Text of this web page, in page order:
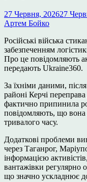
27 Червня, 202627
Артем Бойко
Російські війська
забезпеченням
Про це повідомляють
передають Ukraine360.
За їхніми даними,
районі Керчі
фактично припинила
повідомляють, що
тривалого часу.
Додаткові проблеми
через Таганрог,
інформацією
вантажівки регулярно
що значно ускладнює